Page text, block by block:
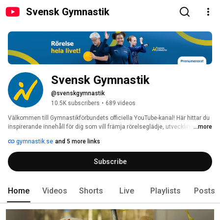
Svensk Gymnastik
Svensk Gymnastik
@svenskgymnastik
10.5K subscribers • 689 videos
Välkommen till Gymnastikförbundets officiella YouTube-kanal! Här hittar du
inspirerande innehåll för dig som vill främja rörelseglädje, utveckling och
träning, rörelsepauser som passar i både skola och vardag,
utbildningsmaterial för tränare och ledare samt highlights från tävlingar
och evenemang. Allt med fokus på att stärka rörelseförståelsen hos barn,
unga och vuxna. Följ oss för att ta del av ny kunskap, inspiration och
...more
gymnastik.se and 5 more links
Subscribe
Home Videos Shorts Live Playlists Posts